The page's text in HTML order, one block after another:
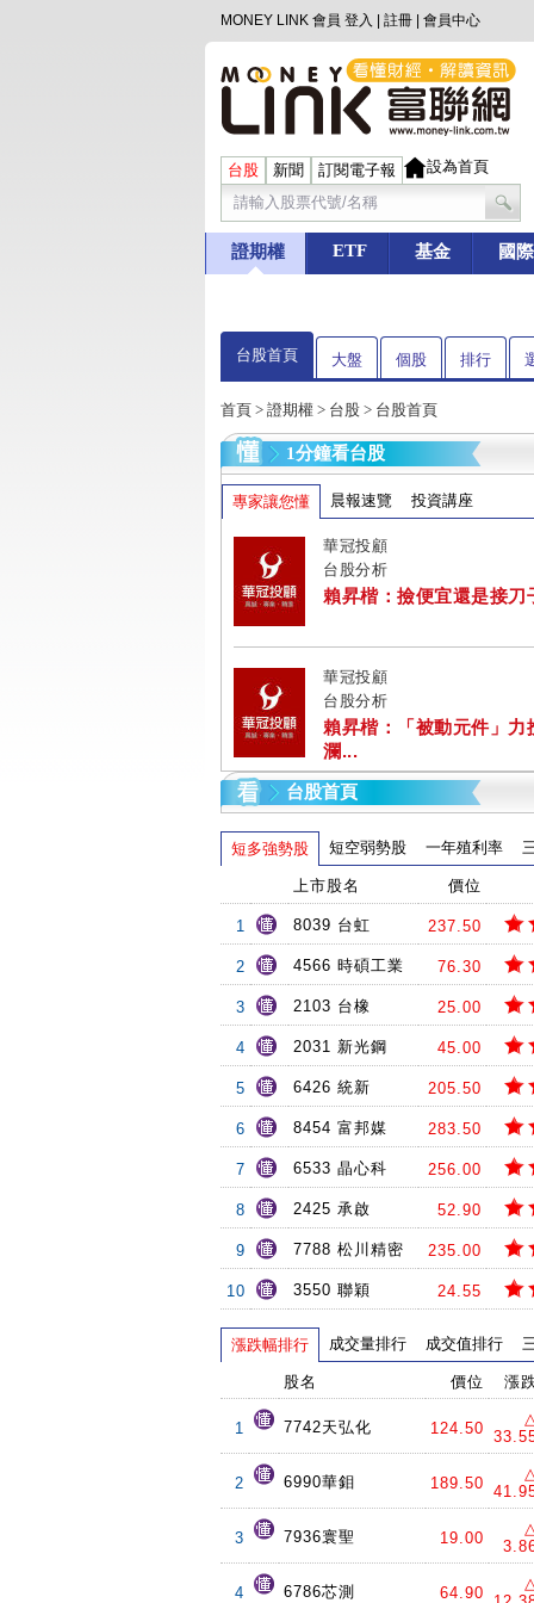
MONEY LINK 會員 登入 註冊 會員中心
台股 新聞 訂閱電子報 設為首頁
證期權 ETF 基金 國際
台股首頁 大盤 個股 排行
首頁 > 證期權 > 台股 > 台股首頁
1分鐘看台股
專家讓您懂 晨報速覽 投資講座
華冠投顧
台股分析
賴昇楷：撿便宜還是接刀
華冠投顧
台股分析
賴昇楷：「被動元件」力
瀾...
台股首頁
短多強勢股 短空弱勢股 一年殖利率
上市股名 價位
1 8039 台虹 237.50
2 4566 時碩工業 76.30
3 2103 台橡 25.00
4 2031 新光鋼 45.00
5 6426 統新 205.50
6 8454 富邦媒 283.50
7 6533 晶心科 256.00
8 2425 承啟 52.90
9 7788 松川精密 235.00
10 3550 聯穎 24.55
漲跌幅排行 成交量排行 成交值排行
股名 價位 漲
1 7742天弘化 124.50
2 6990華鉬 189.50
3 7936寰聖 19.00
4 6786芯測 64.90